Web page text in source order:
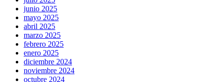
junio 2025
mayo 2025
abril 2025
marzo 2025
febrero 2025
enero 2025
diciembre 2024
noviembre 2024
octubre 2024